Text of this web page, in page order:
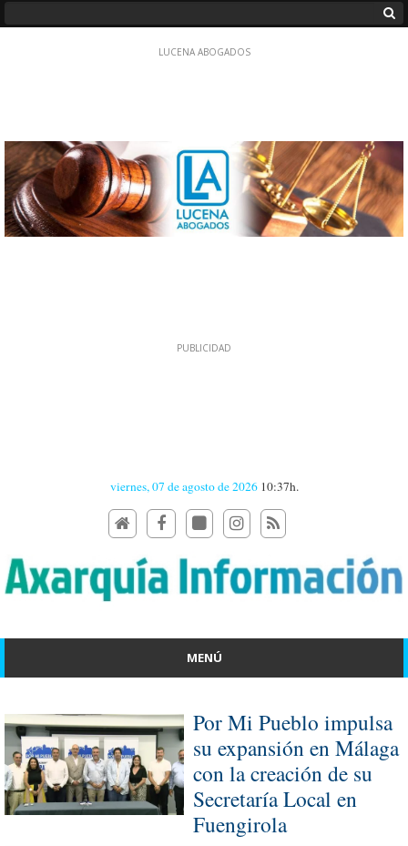
viernes, 07 de agosto de 2026 10:37h.
MENÚ
Por Mi Pueblo impulsa
su expansión en Málaga
con la creación de su
Secretaría Local en
Fuengirola